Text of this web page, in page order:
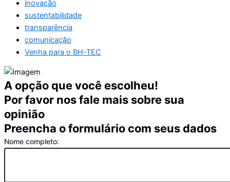
inovação
sustentabilidade
transparência
comunicação
Venha para o BH-TEC
A opção que você escolheu!
Por favor nos fale mais sobre sua
opinião
Preencha o formulário com seus dados
Nome completo: